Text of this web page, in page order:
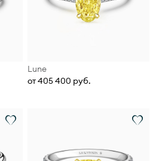
Lune
от 405 400 руб.